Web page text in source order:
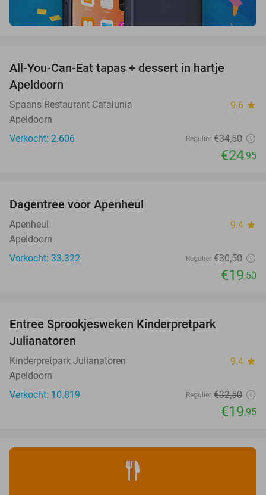
All-You-Can-Eat tapas + dessert in hartje
Apeldoorn
Spaans Restaurant Catalunia 9.6 star
Apeldoorn
Verkocht: 2.606
Regulier €34,50
€24,95
Dagentree voor Apenheul
Apenheul 9.4 star
Apeldoorn
Verkocht: 33.322
Regulier €30,50
€19,50
Entree Sprookjesweken Kinderpretpark
Julianatoren
Kinderpretpark Julianatoren 9.4 star
Apeldoorn
Verkocht: 10.819
Regulier €32,50
€19,95